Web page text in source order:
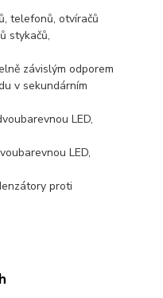
telefonů, otvíračů
stykačů,
závislým odporem
v sekundárním
LED,
LED,
proti